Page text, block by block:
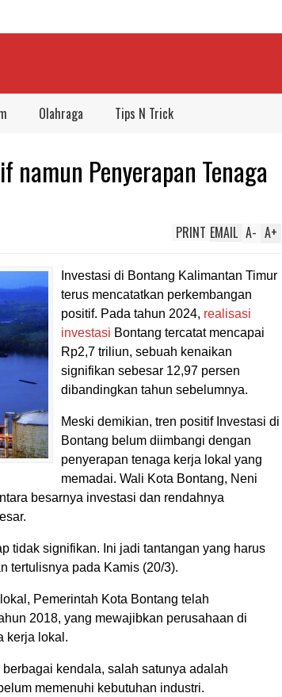
Olahraga Tips N Trick
namun Penyerapan Tenaga
A+
A-
EMAIL
PRINT
Investasi di Bontang Kalimantan Timur
terus mencatatkan perkembangan
positif. Pada tahun 2024, realisasi
investasi Bontang tercatat mencapai
Rp2,7 triliun, sebuah kenaikan
signifikan sebesar 12,97 persen
dibandingkan tahun sebelumnya.
Meski demikian, tren positif Investasi di
Bontang belum diimbangi dengan
penyerapan tenaga kerja lokal yang
memadai. Wali Kota Bontang, Neni
besarnya investasi dan rendahnya
tidak signifikan. Ini jadi tantangan yang harus
tertulisnya pada Kamis (20/3).
Pemerintah Kota Bontang telah
2018, yang mewajibkan perusahaan di
kerja lokal.
kendala, salah satunya adalah
memenuhi kebutuhan industri.